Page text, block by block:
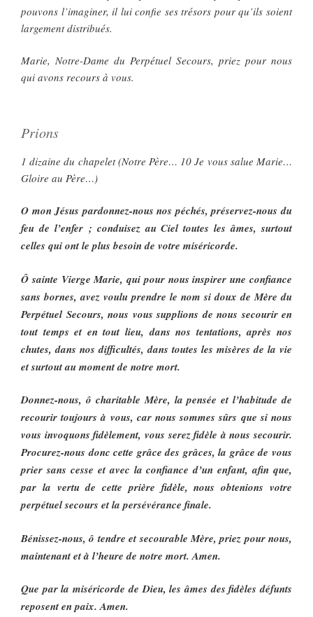
pouvons l’imaginer, il lui confie ses trésors pour qu’ils soient
largement distribués.
Marie, Notre-Dame du Perpétuel Secours, priez pour nous
qui avons recours à vous.
Prions
1 dizaine du chapelet (Notre Père… 10 Je vous salue Marie…
Gloire au Père…)
O mon Jésus pardonnez-nous nos péchés, préservez-nous du
feu de l’enfer ; conduisez au Ciel toutes les âmes, surtout
celles qui ont le plus besoin de votre miséricorde.
Ô sainte Vierge Marie, qui pour nous inspirer une confiance
sans bornes, avez voulu prendre le nom si doux de Mère du
Perpétuel Secours, nous vous supplions de nous secourir en
tout temps et en tout lieu, dans nos tentations, après nos
chutes, dans nos difficultés, dans toutes les misères de la vie
et surtout au moment de notre mort.
Donnez-nous, ô charitable Mère, la pensée et l’habitude de
recourir toujours à vous, car nous sommes sûrs que si nous
vous invoquons fidèlement, vous serez fidèle à nous secourir.
Procurez-nous donc cette grâce des grâces, la grâce de vous
prier sans cesse et avec la confiance d’un enfant, afin que,
par la vertu de cette prière fidèle, nous obtenions votre
perpétuel secours et la persévérance finale.
Bénissez-nous, ô tendre et secourable Mère, priez pour nous,
maintenant et à l’heure de notre mort. Amen.
Que par la miséricorde de Dieu, les âmes des fidèles défunts
reposent en paix. Amen.